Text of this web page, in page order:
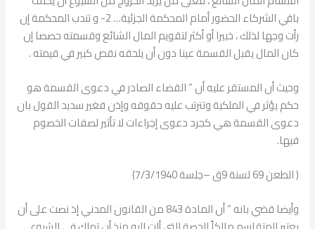
باقي الشركاء الحضور أمام المحكمة الجزئية… 2- و تندب المحكمة إن
رأت وجها لذلك ، خبيرا أو أكثر لتقويم المال الشائع وقسمته حصصا إن
كان المال يقبل القسمة عينا دون أن يلحقه نقص كبير في قيمته .
وحيث أن المستقر عليه أن ” القضاء الصادر في دعوى القسمة هو
حكم يؤثر في الملكية وتترتب عليه حقوقه وإذن فغير سديد القول بان
دعوى القسمة هي كجرد دعوى إجراءات لا تأثير لصفات الخصوم
فيها.
( الطعن 69 لسنة 9ق –جلسة 7/3/1940)
وأيضا قضي بانه ” أن المادة 843 من القانون المدني إذ نصت على أن